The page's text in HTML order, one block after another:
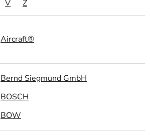
V Z
Aircraft®
Bernd Siegmund GmbH
BOSCH
BOW